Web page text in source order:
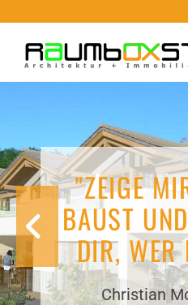
"ZEIGE
BAUST
DIR, WER
Christian